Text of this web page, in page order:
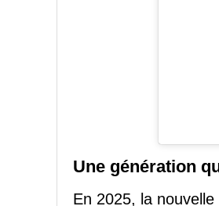
Une génération
En 2025, la